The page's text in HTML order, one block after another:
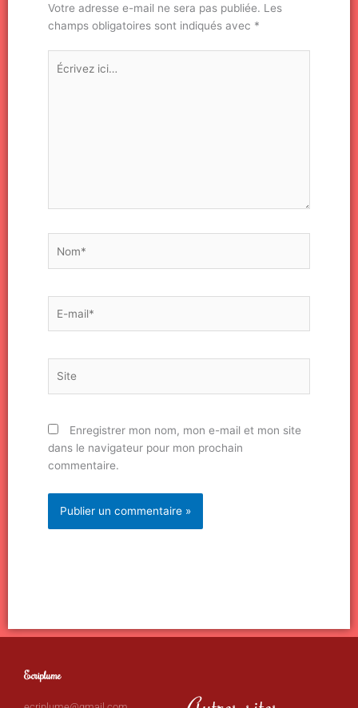
Votre adresse e-mail ne sera pas publiée. Les
champs obligatoires sont indiqués avec *
Écrivez
ici…
mail*
Enregistrer mon nom, mon e-mail et mon site
dans le navigateur pour mon prochain
commentaire.
Ecriplume